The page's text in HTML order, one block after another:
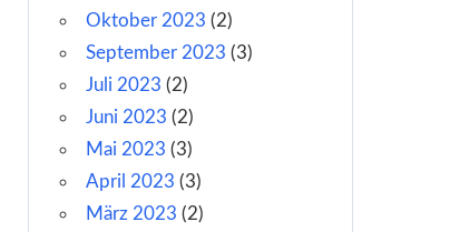
Oktober 2023 (2)
September 2023 (3)
Juli 2023 (2)
Juni 2023 (2)
Mai 2023 (3)
April 2023 (3)
März 2023 (2)